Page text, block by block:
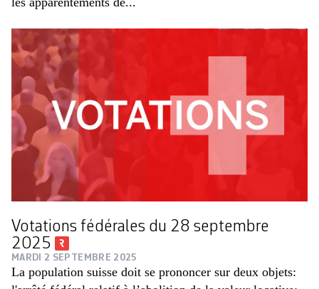
Votations fédérales du 28 septembre
2025
MARDI 2 SEPTEMBRE 2025
La population suisse doit se prononcer sur deux objets: